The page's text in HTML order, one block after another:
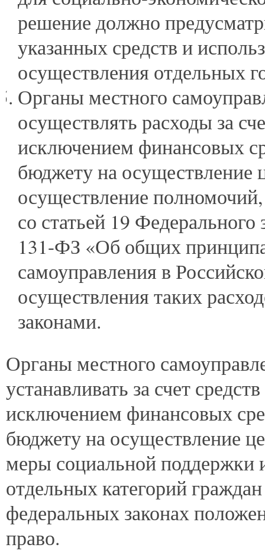
решение должно
указанных средств и
осуществления отдельных
Органы местного
осуществлять расходы за
исключением финансовых
бюджету на осуществление
осуществление
со статьей 19
131-ФЗ «Об общих
самоуправления в
осуществления таких
законами.
Органы местного
устанавливать за счет
исключением финансовых
бюджету на осуществление
меры социальной поддержки
отдельных категорий
федеральных законах
право.